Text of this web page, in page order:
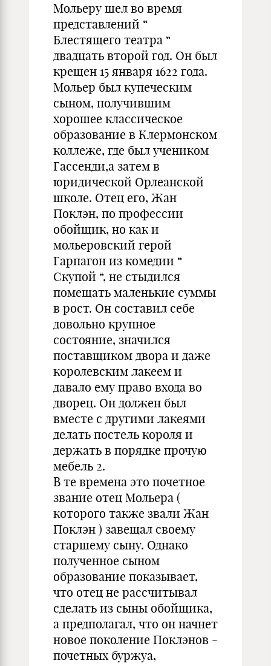
Мольеру шел во время
представлений “
Блестящего театра “
двадцать второй год. Он был
крещен 15 января 1622 года.
Мольер был купеческим
сыном, получившим
хорошее классическое
образование в Клермонском
коллеже, где был учеником
Гассенди,а затем в
юридической Орлеанской
школе. Отец его, Жан
Поклэн, по профессии
обойщик, но как и
мольеровский герой
Гарпагон из комедии “
Скупой “, не стыдился
помещать маленькие суммы
в рост. Он составил себе
довольно крупное
состояние, значился
поставщиком двора и даже
королевским лакеем и
давало ему право входа во
дворец. Он должен был
вместе с другими лакеями
делать постель короля и
держать в порядке прочую
мебель 2.
В те времена это почетное
звание отец Мольера (
которого также звали Жан
Поклэн ) завещал своему
старшему сыну. Однако
полученное сыном
образование показывает,
что отец не рассчитывал
сделать из сыны обойщика,
а предполагал, что он начнет
новое поколение Поклэнов -
почетных буржуа,